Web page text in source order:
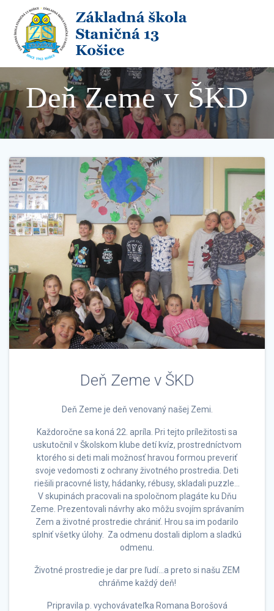
to
content
Deň Zeme v ŠKD
Deň Zeme v ŠKD
Deň Zeme je deň venovaný našej Zemi.
Každoročne sa koná 22. apríla. Pri tejto príležitosti sa
uskutočnil v Školskom klube detí kvíz, prostredníctvom
ktorého si deti mali možnosť hravou formou preveriť
svoje vedomosti z ochrany životného prostredia. Deti
riešili pracovné listy, hádanky, rébusy, skladali puzzle…
V skupinách pracovali na spoločnom plagáte ku Dňu
Zeme. Prezentovali návrhy ako môžu svojím správaním
Zem a životné prostredie chrániť. Hrou sa im podarilo
splniť všetky úlohy. Za odmenu dostali diplom a sladkú
odmenu.
Životné prostredie je dar pre ľudí…a preto si našu ZEM
chráňme každý deň!
Pripravila p. vychovávateľka Romana Borošová